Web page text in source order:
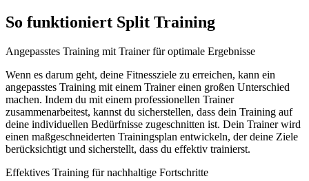
So funktioniert Split Training
Angepasstes Training mit Trainer für optimale Ergebnisse
Wenn es darum geht, deine Fitnessziele zu erreichen, kann ein
angepasstes Training mit einem Trainer einen großen Unterschied
machen. Indem du mit einem professionellen Trainer
zusammenarbeitest, kannst du sicherstellen, dass dein Training auf
deine individuellen Bedürfnisse zugeschnitten ist. Dein Trainer wird
einen maßgeschneiderten Trainingsplan entwickeln, der deine Ziele
berücksichtigt und sicherstellt, dass du effektiv trainierst.
Effektives Training für nachhaltige Fortschritte